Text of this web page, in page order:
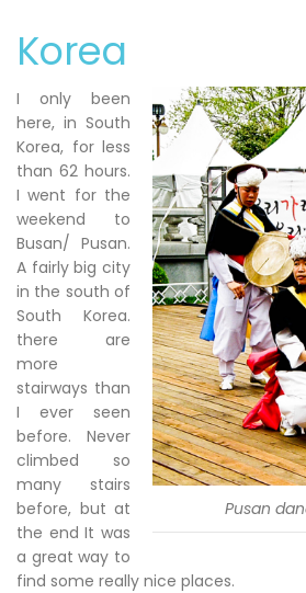
Korea
Pusan
I only been
here, in South
Korea, for less
than 62 hours.
I went for the
weekend to
Busan/ Pusan.
A fairly big city
in the south of
South Korea.
there are
more
stairways than
I ever seen
before. Never
climbed so
many stairs
before, but at
the end It was
a great way to
find some really nice places.